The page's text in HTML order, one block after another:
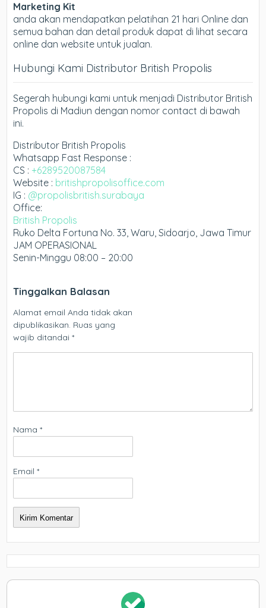
Marketing Kit
anda akan mendapatkan pelatihan 21 hari Online dan
semua bahan dan detail produk dapat di lihat secara
online dan website untuk jualan.
Hubungi Kami Distributor British Propolis
Segerah hubungi kami untuk menjadi Distributor British
Propolis di Madiun dengan nomor contact di bawah
ini.
Distributor British Propolis
Whatsapp Fast Response :
CS : +6289520087584
Website : britishpropolisoffice.com
IG : @propolisbritish.surabaya
Office:
British Propolis
Ruko Delta Fortuna No. 33, Waru, Sidoarjo, Jawa Timur
JAM OPERASIONAL
Senin-Minggu 08:00 – 20:00
Tinggalkan Balasan
Alamat email Anda tidak akan
dipublikasikan. Ruas yang
wajib ditandai*
Nama*
Email*